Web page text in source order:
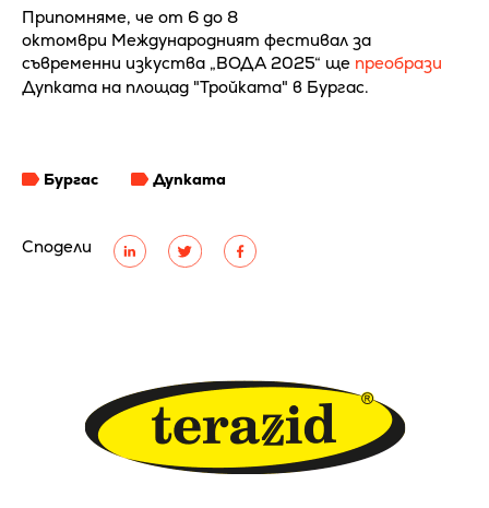
Сподели
Припомняме, че от 6 до 8
октомври Международният фестивал за
съвременни изкуства „ВОДА 2025“ ще преобрази
Дупката на площад "Тройката" в Бургас.
Бургас Дупката